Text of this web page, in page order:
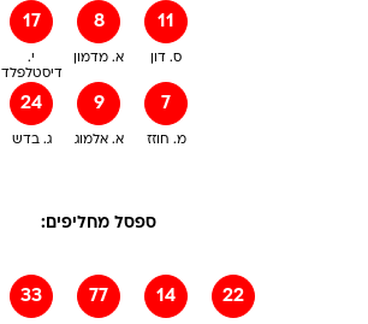
17
י.
דיסטלפלד
8
א. מדמון
11
ס. דון
24
ג. בדש
9
א. אלמוג
7
מ. חוזז
ספסל מחליפים:
33 77 14 22